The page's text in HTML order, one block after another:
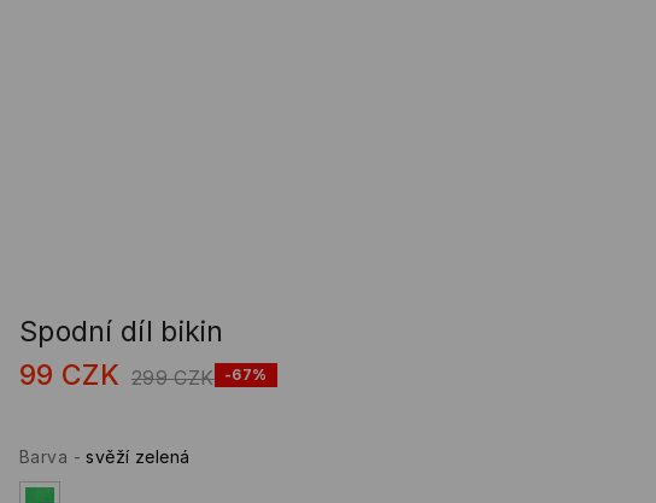
Spodní díl bikin
99 CZK 299 CZK -67%
Barva -svěží zelená